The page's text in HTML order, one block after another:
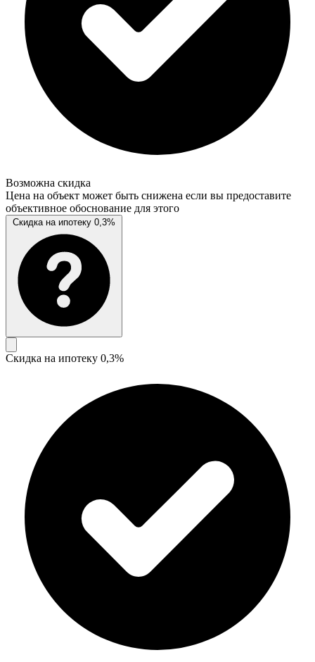
Возможна скидка
Цена на объект может быть снижена если вы предоставите
объективное обоснование для этого
Скидка на ипотеку 0,3%
Скидка на ипотеку 0,3%